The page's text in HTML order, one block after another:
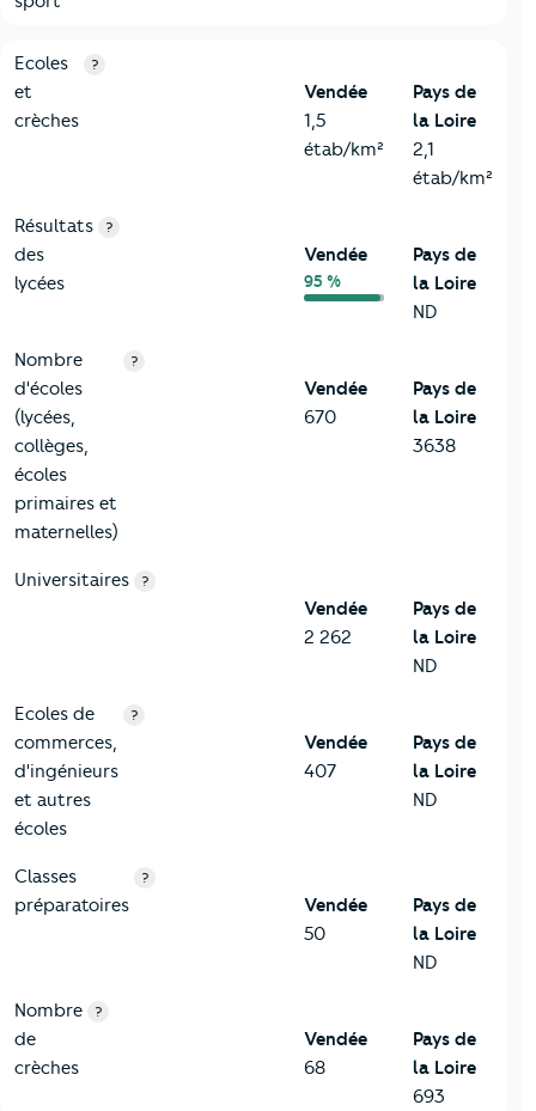
4-Education
Critères
Ecoles
et
crèches
?
Vendée
1,5
étab/km²
Pays de
la Loire
2,1
étab/km²
Résultats
des
lycées
?
Vendée
95 %
Pays de
la Loire
ND
Nombre
d'écoles
(lycées,
collèges,
écoles
primaires et
maternelles)
?
Vendée
670
Pays de
la Loire
3638
Universitaires ?
Vendée
2 262
Pays de
la Loire
ND
Ecoles de
commerces,
d'ingénieurs
et autres
écoles
?
Vendée
407
Pays de
la Loire
ND
Classes
préparatoires
?
Vendée
50
Pays de
la Loire
ND
Nombre
de
crèches
?
Vendée
68
Pays de
la Loire
693